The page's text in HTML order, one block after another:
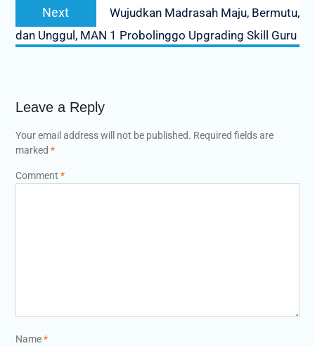
Next
Next
post:
Wujudkan Madrasah Maju, Bermutu,
dan Unggul, MAN 1 Probolinggo Upgrading Skill Guru
Leave a Reply
Your email address will not be published. Required fields are
marked *
Comment *
Name*